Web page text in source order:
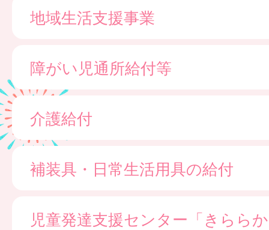
地域生活支援事業
障がい児通所給付等
介護給付
補装具・日常生活用具の給付
児童発達支援センター「きらら